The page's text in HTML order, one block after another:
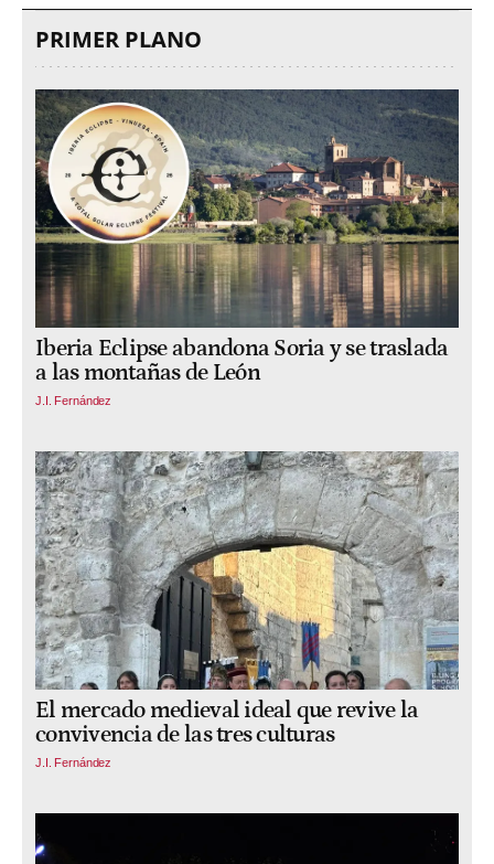
PRIMER PLANO
Iberia Eclipse abandona Soria y se traslada
a las montañas de León
J.I. Fernández
El mercado medieval ideal que revive la
convivencia de las tres culturas
J.I. Fernández